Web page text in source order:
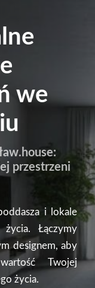
we
przestrzeni
i lokale
Łączymy
designem, aby
Twojej
życia.